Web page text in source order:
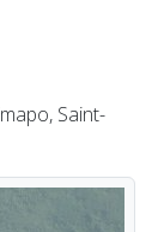
Saint-